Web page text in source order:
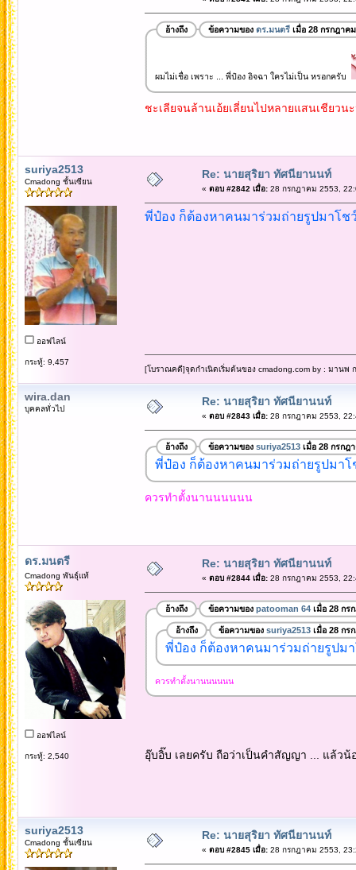
อ้างถึง ข้อความของ ดร.มนตรีเมื่อ 28 กรกฎาค
ผมไม่เชื่อ เพราะ ... พี่ป๋อง อิจฉา ใครไม่เป็น หรอกครับ
ชะเลียจนล้านเอ้ยเลี่ยนไปหลายแสนเชียวน
suriya2513
Cmadong ชั้นเซียน
ออฟไลน์
กระทู้: 9,457
Re: นายสุริยา ทัศนียานนท์
« ตอบ #2842 เมื่อ:28 กรกฎาคม 2553,
พี่ป๋อง ก็ต้องหาคนมาร่วมถ่ายรูปมาโช
[โบราณคดี]จุดกำเนิดเริ่มต้นของ cmadong.com by : มานพ
wira.dan
บุคคลทั่วไป
Re: นายสุริยา ทัศนียานนท์
« ตอบ #2843 เมื่อ:28 กรกฎาคม 2553,
อ้างถึง ข้อความของ suriya2513เมื่อ 28 กรกฎ
พี่ป๋อง ก็ต้องหาคนมาร่วมถ่ายรูปมาโ
ควรทำตั้งนานนนนนน
ดร.มนตรี
Cmadong พันธุ์แท้
ออฟไลน์
กระทู้: 2,540
Re: นายสุริยา ทัศนียานนท์
« ตอบ #2844 เมื่อ:28 กรกฎาคม 2553,
อ้างถึง ข้อความของ patooman 64เมื่อ 28 กร
อ้างถึง ข้อความของ suriya2513เมื่อ 28 กร
พี่ป๋อง ก็ต้องหาคนมาร่วมถ่ายรูปม
ควรทำตั้งนานนนนนน
อุ๊บอิ๊บ เลยครับ ถือว่าเป็นคำสัญญา ... แล้ว
suriya2513
Cmadong ชั้นเซียน
Re: นายสุริยา ทัศนียานนท์
« ตอบ #2845 เมื่อ:28 กรกฎาคม 2553,